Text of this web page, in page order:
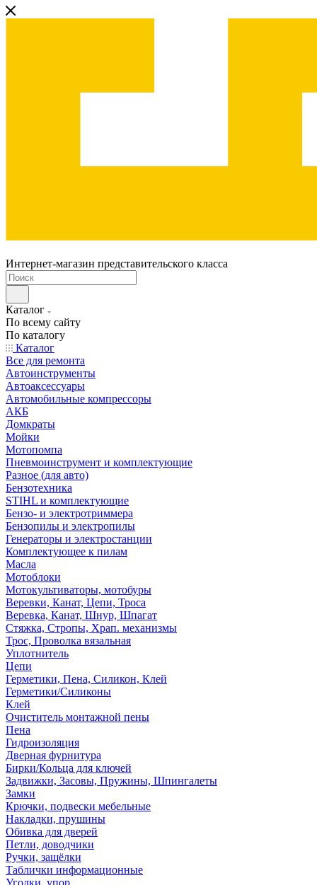
Интернет-магазин представительского класса
Каталог
По всему сайту
По каталогу
Каталог
Все для ремонта
Автоинструменты
Автоаксессуары
Автомобильные компрессоры
АКБ
Домкраты
Мойки
Мотопомпа
Пневмоинструмент и комплектующие
Разное (для авто)
Бензотехника
STIHL и комплектующие
Бензо- и электротриммера
Бензопилы и электропилы
Генераторы и электростанции
Комплектующее к пилам
Масла
Мотоблоки
Мотокультиваторы, мотобуры
Веревки, Канат, Цепи, Троса
Веревка, Канат, Шнур, Шпагат
Стяжка, Стропы, Храп. механизмы
Трос, Проволка вязальная
Уплотнитель
Цепи
Герметики, Пена, Силикон, Клей
Герметики/Силиконы
Клей
Очиститель монтажной пены
Пена
Гидроизоляция
Дверная фурнитура
Бирки/Кольца для ключей
Задвижки, Засовы, Пружины, Шпингалеты
Замки
Крючки, подвески мебельные
Накладки, прушины
Обивка для дверей
Петли, доводчики
Ручки, защёлки
Таблички информационные
Уголки, упор